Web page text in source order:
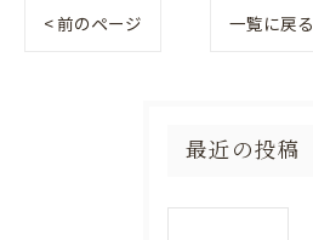
< 前のページ 一覧に戻る
最近の投稿